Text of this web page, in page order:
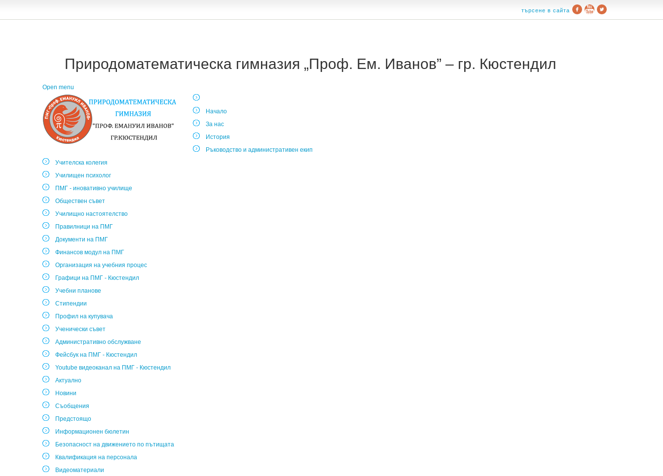
търсене в сайта
Природоматематическа гимназия „Проф. Ем. Иванов” – гр. Кюстендил
Open menu
Начало
За нас
История
Ръководство и административен екип
Учителска колегия
Училищен психолог
ПМГ - иновативно училище
Обществен съвет
Училищно настоятелство
Правилници на ПМГ
Документи на ПМГ
Финансов модул на ПМГ
Организация на учебния процес
Графици на ПМГ - Кюстендил
Учебни планове
Стипендии
Профил на купувача
Ученически съвет
Административно обслужване
Фейсбук на ПМГ - Кюстендил
Youtube видеоканал на ПМГ - Кюстендил
Актуално
Новини
Съобщения
Предстоящо
Информационен бюлетин
Безопасност на движението по пътищата
Квалификация на персонала
Видеоматериали